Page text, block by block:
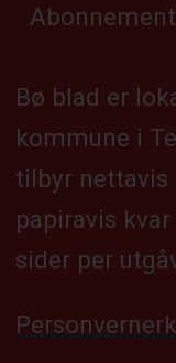
Abonnement
Bø blad er
kommune i
tilbyr nettavis
papiravis
sider per